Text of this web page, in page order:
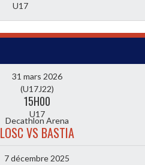
U17
31 mars 2026
(U17J22)
15H00
U17
Decathlon Arena
LOSC VS BASTIA
7 décembre 2025